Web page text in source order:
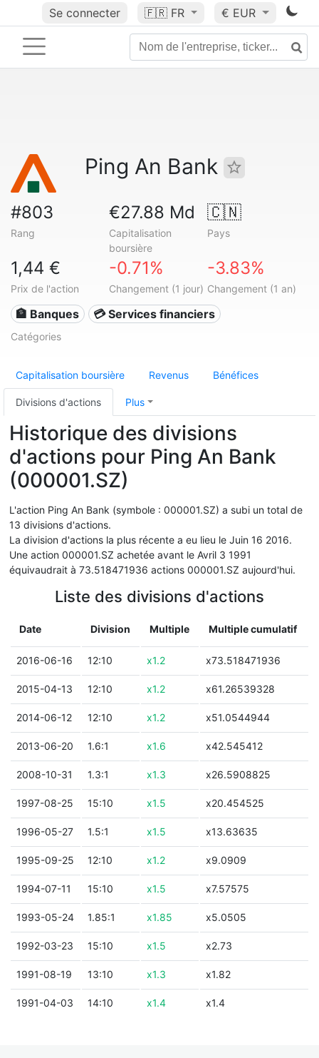
Se connecter 🇫🇷 FR € EUR
Ping An Bank
#803
Rang
€27.88 Md
Capitalisation
boursière
🇨🇳
Pays
1,44 €
Prix de l'action
-0.71%
Changement (1 jour)
-3.83%
Changement (1 an)
🏦 Banques 💳 Services financiers
Catégories
Capitalisation boursière Revenus Bénéfices
Divisions d'actions Plus
Historique des divisions
d'actions pour Ping An Bank
(000001.SZ)
L'action Ping An Bank (symbole : 000001.SZ) a subi un total de
13 divisions d'actions.
La division d'actions la plus récente a eu lieu le Juin 16 2016.
Une action 000001.SZ achetée avant le Avril 3 1991
équivaudrait à 73.518471936 actions 000001.SZ aujourd'hui.
Liste des divisions d'actions
Date Division Multiple Multiple cumulatif
2016-06-16 12:10 x1.2 x73.518471936
2015-04-13 12:10 x1.2 x61.26539328
2014-06-12 12:10 x1.2 x51.0544944
2013-06-20 1.6:1 x1.6 x42.545412
2008-10-31 1.3:1 x1.3 x26.5908825
1997-08-25 15:10 x1.5 x20.454525
1996-05-27 1.5:1 x1.5 x13.63635
1995-09-25 12:10 x1.2 x9.0909
1994-07-11 15:10 x1.5 x7.57575
1993-05-24 1.85:1 x1.85 x5.0505
1992-03-23 15:10 x1.5 x2.73
1991-08-19 13:10 x1.3 x1.82
1991-04-03 14:10 x1.4 x1.4